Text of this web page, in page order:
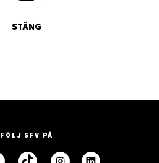
STÄNG
FÖLJ SFV PÅ